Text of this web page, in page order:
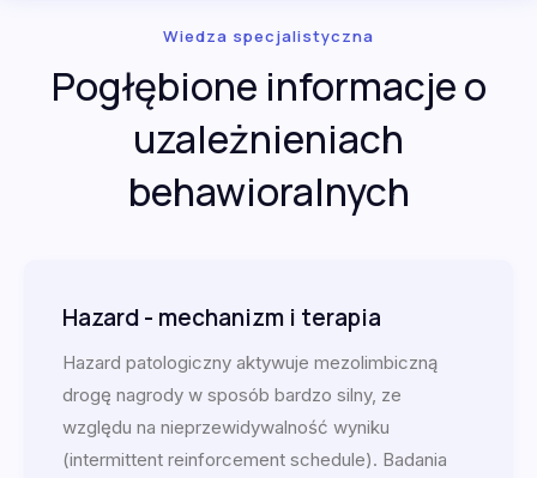
Wiedza specjalistyczna
Pogłębione informacje o
uzależnieniach
behawioralnych
Hazard - mechanizm i terapia
Hazard patologiczny aktywuje mezolimbiczną
drogę nagrody w sposób bardzo silny, ze
względu na nieprzewidywalność wyniku
(intermittent reinforcement schedule). Badania